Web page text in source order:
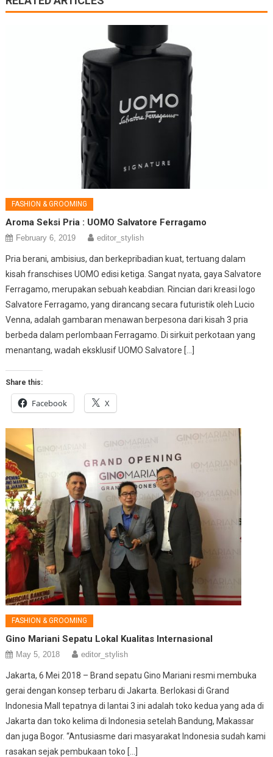
FASHION & GROOMING
Aroma Seksi Pria : UOMO Salvatore Ferragamo
February 6, 2019 editor_stylish
Pria berani, ambisius, dan berkepribadian kuat, tertuang dalam
kisah franschises UOMO edisi ketiga. Sangat nyata, gaya Salvatore
Ferragamo, merupakan sebuah keabdian. Rincian dari kreasi logo
Salvatore Ferragamo, yang dirancang secara futuristik oleh Lucio
Venna, adalah gambaran menawan berpesona dari kisah 3 pria
berbeda dalam perlombaan Ferragamo. Di sirkuit perkotaan yang
menantang, wadah eksklusif UOMO Salvatore […]
Share this:
Facebook X
FASHION & GROOMING
Gino Mariani Sepatu Lokal Kualitas Internasional
May 5, 2018 editor_stylish
Jakarta, 6 Mei 2018 – Brand sepatu Gino Mariani resmi membuka
gerai dengan konsep terbaru di Jakarta. Berlokasi di Grand
Indonesia Mall tepatnya di lantai 3 ini adalah toko kedua yang ada di
Jakarta dan toko kelima di Indonesia setelah Bandung, Makassar
dan juga Bogor. “Antusiasme dari masyarakat Indonesia sudah kami
rasakan sejak pembukaan toko […]